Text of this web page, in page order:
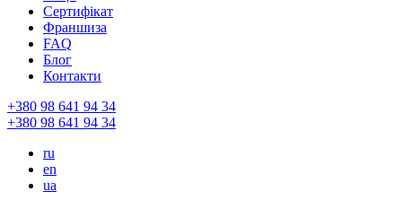
Сертифікат
Франшиза
FAQ
Блог
Контакти
+380 98 641 94 34
+380 98 641 94 34
ru
en
ua